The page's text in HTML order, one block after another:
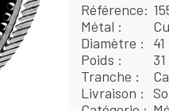
Référence
Métal
Diamètre
Poids
Tranche
Livraison